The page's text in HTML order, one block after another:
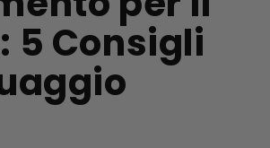
5 Consigli